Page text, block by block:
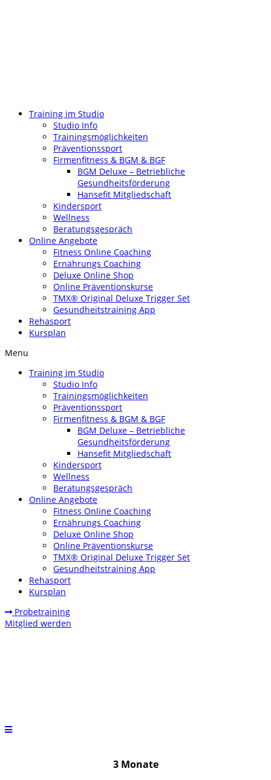
Training im Studio
Studio Info
Trainingsmöglichkeiten
Präventionssport
Firmenfitness & BGM & BGF
BGM Deluxe – Betriebliche
Gesundheitsförderung
Hansefit Mitgliedschaft
Kindersport
Wellness
Beratungsgespräch
Online Angebote
Fitness Online Coaching
Ernährungs Coaching
Deluxe Online Shop
Online Präventionskurse
TMX® Original Deluxe Trigger Set
Gesundheitstraining App
Rehasport
Kursplan
Menu
Training im Studio
Studio Info
Trainingsmöglichkeiten
Präventionssport
Firmenfitness & BGM & BGF
BGM Deluxe – Betriebliche
Gesundheitsförderung
Hansefit Mitgliedschaft
Kindersport
Wellness
Beratungsgespräch
Online Angebote
Fitness Online Coaching
Ernährungs Coaching
Deluxe Online Shop
Online Präventionskurse
TMX® Original Deluxe Trigger Set
Gesundheitstraining App
Rehasport
Kursplan
Probetraining
Mitglied werden
3 Monate